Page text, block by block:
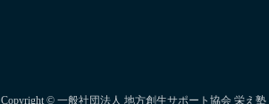
Copyright © 一般社団法人 地方創生サポート協会 栄え塾